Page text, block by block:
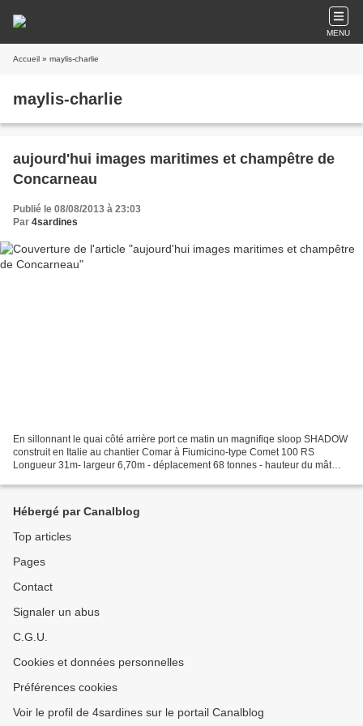
MENU
Accueil » maylis-charlie
maylis-charlie
aujourd'hui images maritimes et champêtre de
Concarneau
Publié le 08/08/2013 à 23:03
Par 4sardines
En sillonnant le quai côté arrière port ce matin un magnifiqe sloop SHADOW
construit en Italie au chantier Comar à Fiumicino-type Comet 100 RS
Longueur 31m- largeur 6,70m - déplacement 68 tonnes - hauteur du mât
Hébergé par Canalblog
Top articles
Pages
Contact
Signaler un abus
C.G.U.
Cookies et données personnelles
Préférences cookies
Voir le profil de 4sardines sur le portail Canalblog